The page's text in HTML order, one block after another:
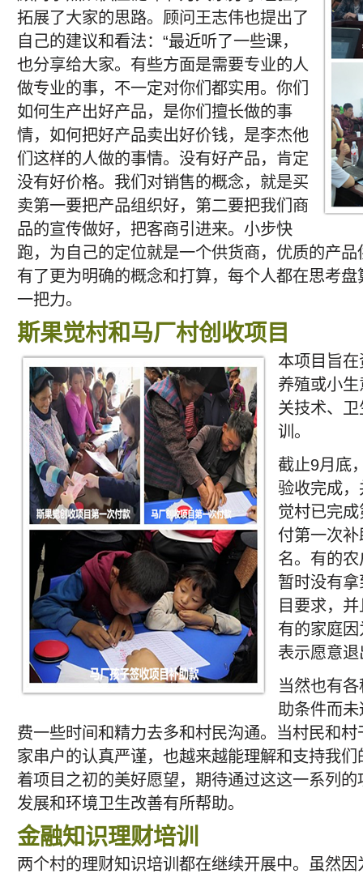
拓展了大家的思路。顾问王志伟也提出了
自己的建议和看法：“最近听了一些课，
也分享给大家。有些方面是需要专业的人
做专业的事，不一定对你们都实用。你们
如何生产出好产品，是你们擅长做的事
情，如何把好产品卖出好价钱，是李杰他
们这样的人做的事情。没有好产品，肯定
没有好价格。我们对销售的概念，就是买
卖第一要把产品组织好，第二要把我们商
品的宣传做好，把客商引进来。小步快
跑，为自己的定位就是一个供货商，优质的产
有了更为明确的概念和打算，每个人都在思考
一把力。
斯果觉村和马厂村创收项目
本项目旨
养殖或小
关技术、
训。
截止9月底
验收完成
觉村已完
付第一次
名。有的
暂时没有
目要求，
有的家庭
表示愿意
当然也有
助条件而
费一些时间和精力去多和村民沟通。当村民和
家串户的认真严谨，也越来越能理解和支持我
着项目之初的美好愿望，期待通过这这一系列
发展和环境卫生改善有所帮助。
金融知识理财培训
两个村的理财知识培训都在继续开展中。虽然